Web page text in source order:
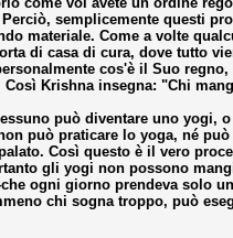
semplicemente questi
materiale. Come a volte
di casa di cura, dove tutto
cos'è il Suo
Krishna insegna: "Chi
può diventare uno
può praticare lo yoga, né
Così questo è il vero
gli yogi non possono
ogni giorno prendeva solo
chi sogna troppo, può